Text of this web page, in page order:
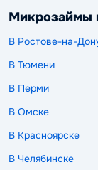
Микрозаймы
В Ростове-на-
В Тюмени
В Перми
В Омске
В Красноярске
В Челябинске